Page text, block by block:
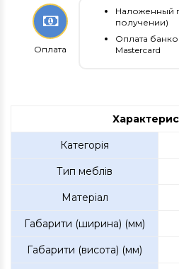
Оплата
Наложенный
получении)
Оплата
Mastercard
Категорія
Тип меблів
Матеріал
Габарити (ширина) (мм)
Габарити (висота) (мм)